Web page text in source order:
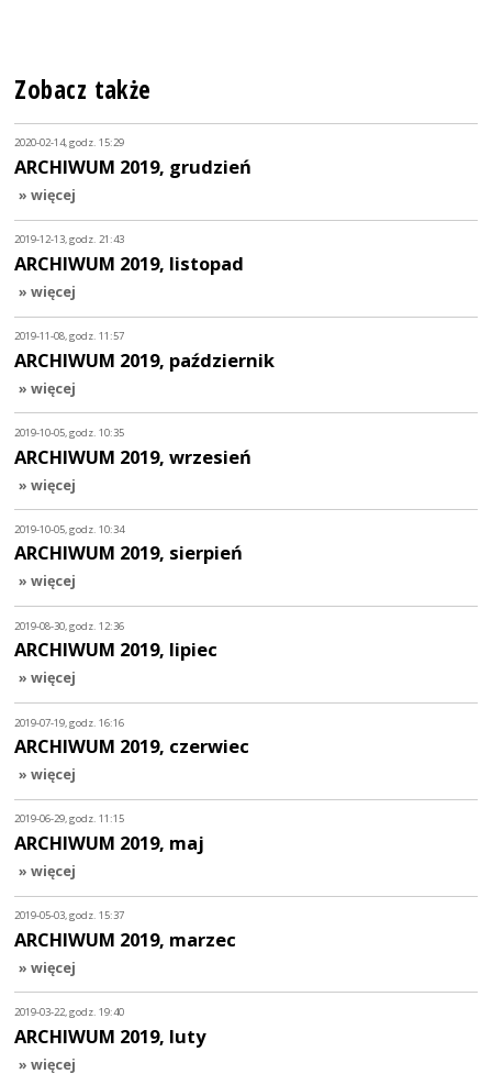
Zobacz także
2020-02-14, godz. 15:29
ARCHIWUM 2019, grudzień
» więcej
2019-12-13, godz. 21:43
ARCHIWUM 2019, listopad
» więcej
2019-11-08, godz. 11:57
ARCHIWUM 2019, październik
» więcej
2019-10-05, godz. 10:35
ARCHIWUM 2019, wrzesień
» więcej
2019-10-05, godz. 10:34
ARCHIWUM 2019, sierpień
» więcej
2019-08-30, godz. 12:36
ARCHIWUM 2019, lipiec
» więcej
2019-07-19, godz. 16:16
ARCHIWUM 2019, czerwiec
» więcej
2019-06-29, godz. 11:15
ARCHIWUM 2019, maj
» więcej
2019-05-03, godz. 15:37
ARCHIWUM 2019, marzec
» więcej
2019-03-22, godz. 19:40
ARCHIWUM 2019, luty
» więcej